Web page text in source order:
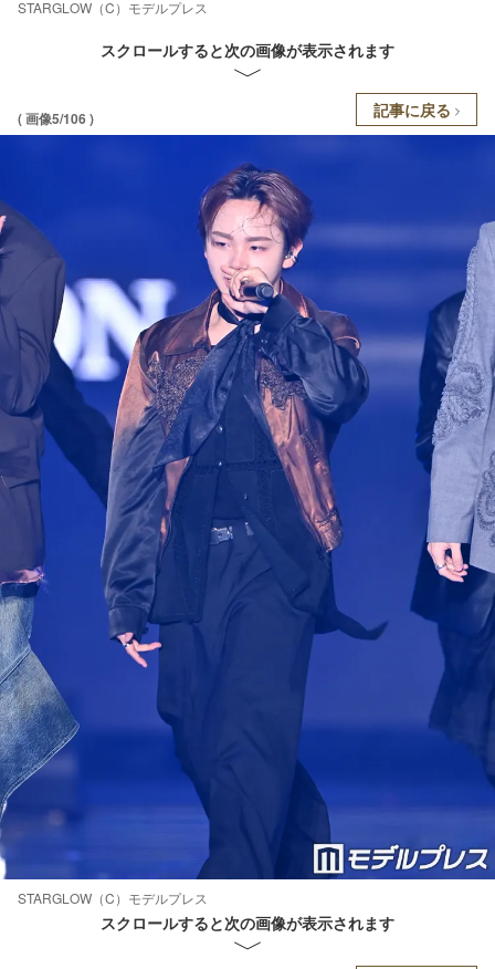
STARGLOW（C）モデルプレス
スクロールすると次の画像が表示されます
( 画像5/106 ) 記事に戻る
STARGLOW（C）モデルプレス
スクロールすると次の画像が表示されます